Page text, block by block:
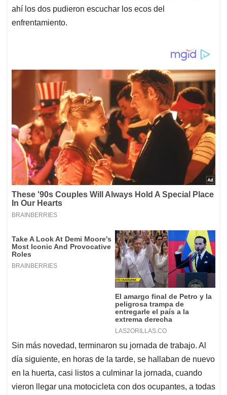
ahí los dos pudieron escuchar los ecos del
enfrentamiento.
Sin más novedad, terminaron su jornada de trabajo. Al
día siguiente, en horas de la tarde, se hallaban de nuevo
en la huerta, casi listos a culminar la jornada, cuando
vieron llegar una motocicleta con dos ocupantes, a todas